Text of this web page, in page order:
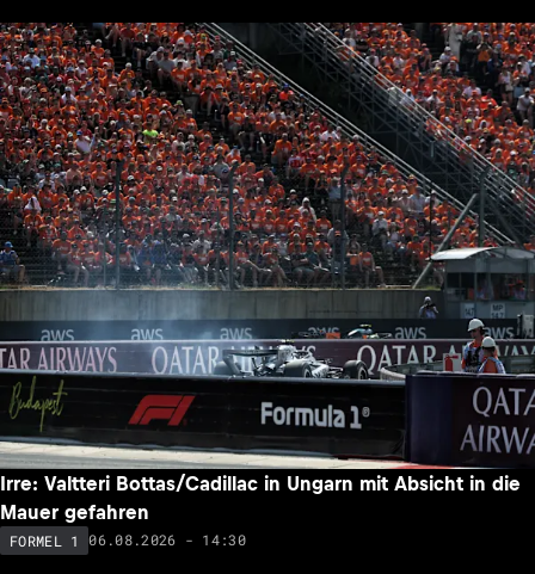
Irre: Valtteri Bottas/Cadillac in Ungarn mit Absicht in die
Mauer gefahren
FORMEL 1 06.08.2026 - 14:30